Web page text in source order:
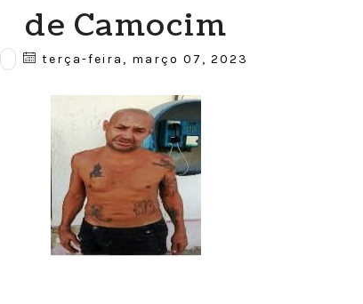
de Camocim
terça-feira, março 07, 2023